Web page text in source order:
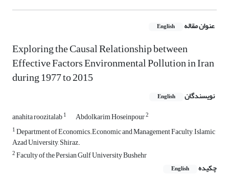
عنوان مقاله English
Exploring the Causal Relationship between
Effective Factors Environmental Pollution in Iran
during 1977 to 2015
نویسندگان English
anahita roozitalab1 Abdolkarim Hoseinpour2
1Department of Economics.Economic and Management Faculty, Islamic
Azad University, Shiraz.
2Faculty of the Persian Gulf University Bushehr
چکیده
English